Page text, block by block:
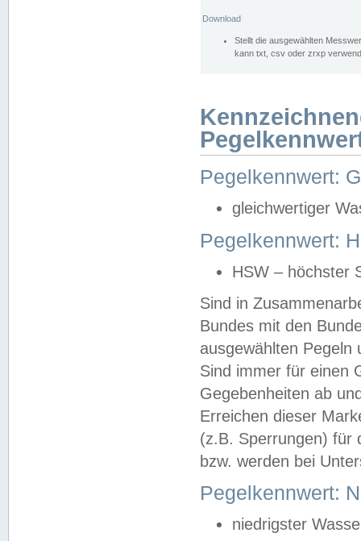
Download
Stellt die ausgewählten
kann txt, csv oder zrxp
Pegelkennwert:
gleichwertiger
Pegelkennwert:
HSW – höchster
Sind in
Bundes mit den
ausgewählten
Sind immer für einen
Gegebenheiten ab
Erreichen dieser
(z.B. Sperrungen) für
bzw. werden bei
Pegelkennwert:
niedrigster